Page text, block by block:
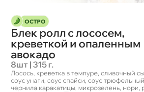
ОСТРО
Блек ролл с лососем,
креветкой и опаленным
авокадо
8шт | 315 г.
Лосось, креветка в темпуре, сливочный
соус унаги, соус спайси, соус
чернила каракатицы, микрозелень, нори,